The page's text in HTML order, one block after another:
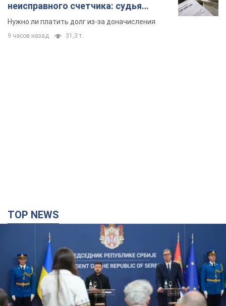
неисправного счетчика: судья
вынес неожиданное решение
Нужно ли платить долг из-за доначисления
9 часов назад 31,3 т.
TOP NEWS